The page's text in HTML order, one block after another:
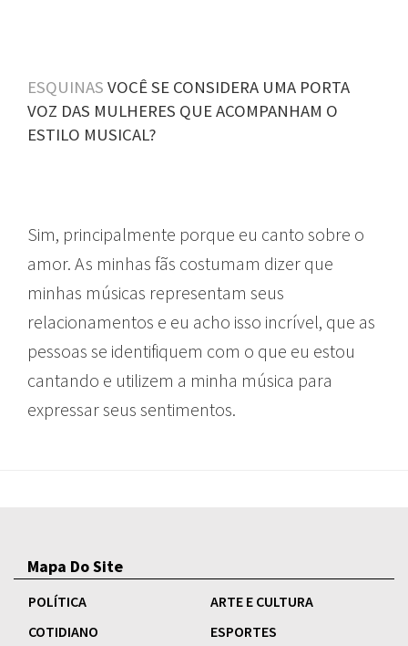
ESQUINAS VOCÊ SE CONSIDERA UMA PORTA
VOZ DAS MULHERES QUE ACOMPANHAM O
ESTILO MUSICAL?
Sim, principalmente porque eu canto sobre o
amor. As minhas fãs costumam dizer que
minhas músicas representam seus
relacionamentos e eu acho isso incrível, que as
pessoas se identifiquem com o que eu estou
cantando e utilizem a minha música para
expressar seus sentimentos.
Mapa Do Site
POLÍTICA
ARTE E CULTURA
COTIDIANO
ESPORTES